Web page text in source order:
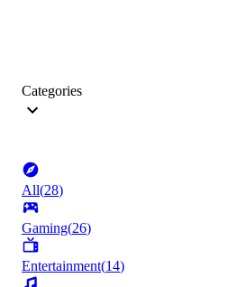
Categories
All(28)
Gaming(26)
Entertainment(14)